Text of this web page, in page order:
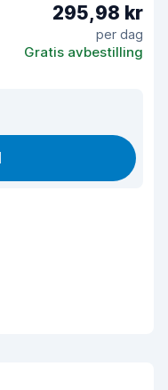
295,98 kr
per dag
Gratis avbestilling